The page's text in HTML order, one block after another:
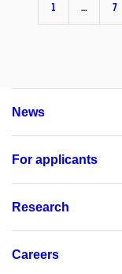
1 … 7
News
For applicants
Research
Careers